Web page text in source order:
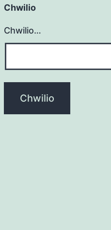
Chwilio
Chwilio…